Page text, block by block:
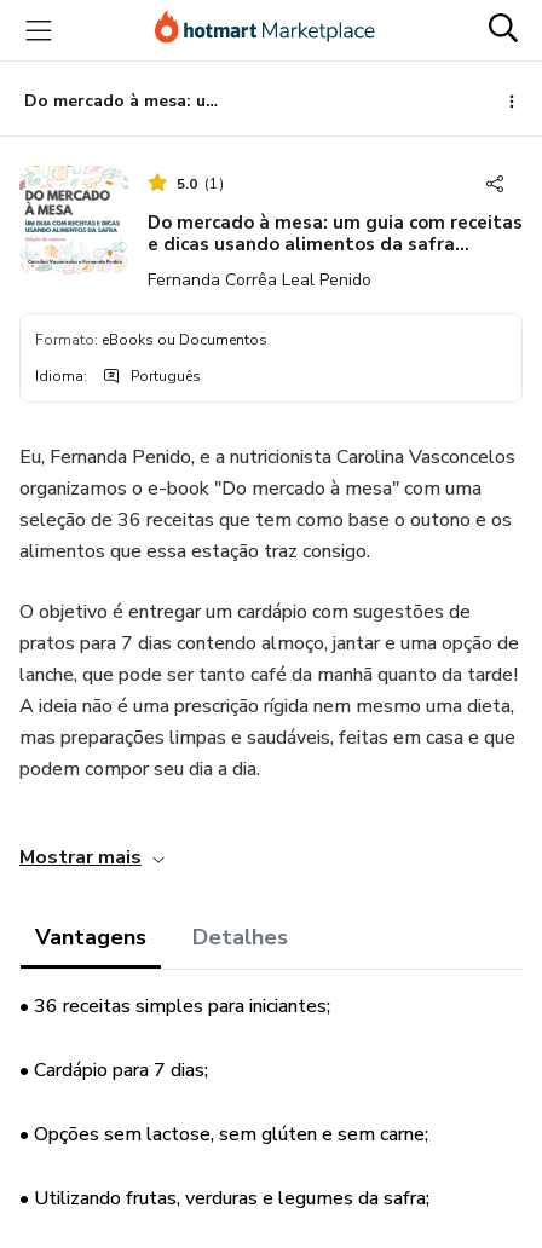
para
conteúdo
principal
para
pagamento
para
rodapé
Do mercado à mesa: um guia com receitas e dicas usando alimentos da safra (Edição de Outono)
5.0 (1)
Do mercado à mesa: um guia com receitas
e dicas usando alimentos da safra
(Edição de Outono)
Fernanda Corrêa Leal Penido
Formato: eBooks ou Documentos
Idioma: Português
Eu, Fernanda Penido, e a nutricionista Carolina Vasconcelos
organizamos o e-book "Do mercado à mesa" com uma
seleção de 36 receitas que tem como base o outono e os
alimentos que essa estação traz consigo.
O objetivo é entregar um cardápio com sugestões de
pratos para 7 dias contendo almoço, jantar e uma opção de
lanche, que pode ser tanto café da manhã quanto da tarde!
A ideia não é uma prescrição rígida nem mesmo uma dieta,
mas preparações limpas e saudáveis, feitas em casa e que
podem compor seu dia a dia.
nutricional e identificadas com os selos: sem lactose, sem
Para trazer ainda mais facilidade, organizamos uma lista de
completo de utensílios de cozinha.
Esperamos que o guia te ajude na sua mudança de hábitos
Mostrar mais
Vantagens Detalhes
• 36 receitas simples para iniciantes;
• Cardápio para 7 dias;
• Opções sem lactose, sem glúten e sem carne;
• Utilizando frutas, verduras e legumes da safra;